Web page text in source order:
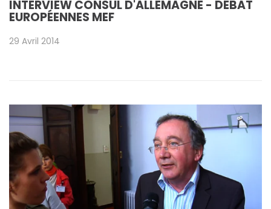
INTERVIEW CONSUL D'ALLEMAGNE - DÉBAT
EUROPÉENNES MEF
29 Avril 2014